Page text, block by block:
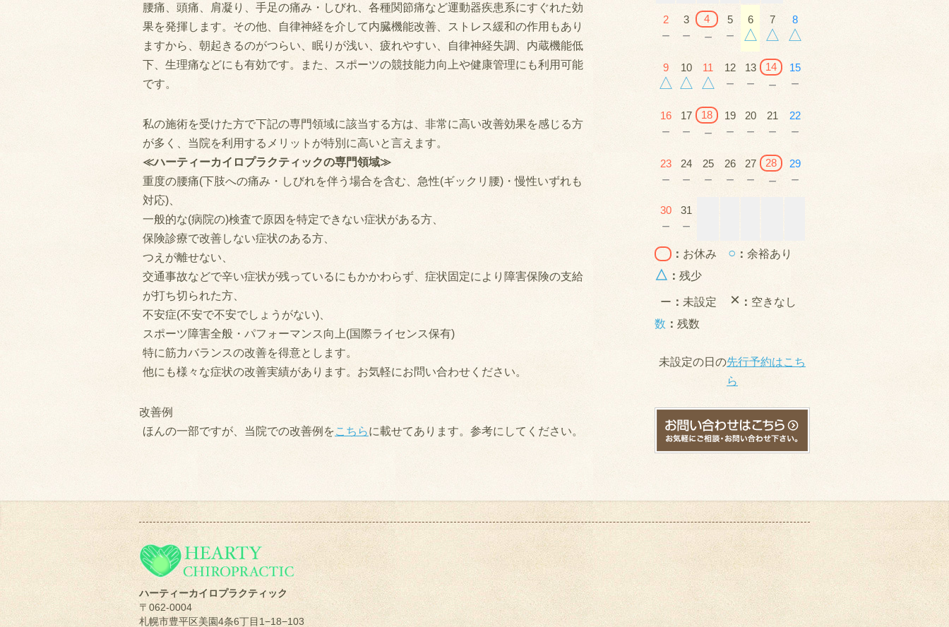
腰痛、頭痛、肩凝り、手足の痛み・しびれ、各種関節痛など運動器疾患系にすぐれた効
果を発揮します。その他、自律神経を介して内臓機能改善、ストレス緩和の作用もあり
ますから、朝起きるのがつらい、眠りが浅い、疲れやすい、自律神経失調、内蔵機能低
下、生理痛などにも有効です。また、スポーツの競技能力向上や健康管理にも利用可能
です。
私の施術を受けた方で下記の専門領域に該当する方は、非常に高い改善効果を感じる方
が多く、当院を利用するメリットが特別に高いと言えます。
≪ハーティーカイロプラクティックの専門領域≫
重度の腰痛(下肢への痛み・しびれを伴う場合を含む、急性(ギックリ腰)・慢性いずれも
対応)、
一般的な(病院の)検査で原因を特定できない症状がある方、
保険診療で改善しない症状のある方、
つえが離せない、
交通事故などで辛い症状が残っているにもかかわらず、症状固定により障害保険の支給
が打ち切られた方、
不安症(不安で不安でしょうがない)、
スポーツ障害全般・パフォーマンス向上(国際ライセンス保有)
特に筋力バランスの改善を得意とします。
他にも様々な症状の改善実績があります。お気軽にお問い合わせください。
改善例
ほんの一部ですが、当院での改善例をこちらに載せてあります。参考にしてください。
2
－
3
－
4
－
5
－
6
△
7
△
8
△
9
△
10
△
11
△
12
－
13
－
14
－
15
－
16
－
17
－
18
－
19
－
20
－
21
－
22
－
23
－
24
－
25
－
26
－
27
－
28
－
29
－
30
－
31
－
： お休み ○ ： 余裕あり
△ ： 残少
ー ： 未設定 × ： 空きなし
数 ： 残数
未設定の日の先行予約はこち
ら
ハーティーカイロプラクティック
〒062-0004
札幌市豊平区美園4条6丁目1−18−103